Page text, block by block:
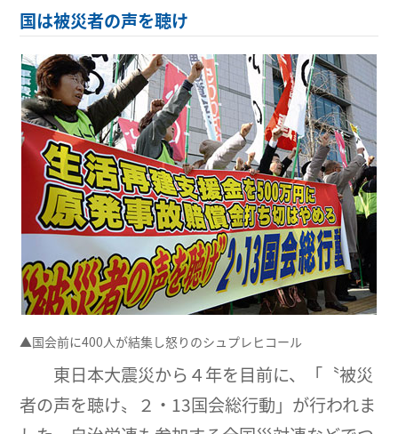
国は被災者の声を聴け
▲国会前に400人が結集し怒りのシュプレヒコール
東日本大震災から４年を目前に、「〝被災
者の声を聴け〟２・13国会総行動」が行われま